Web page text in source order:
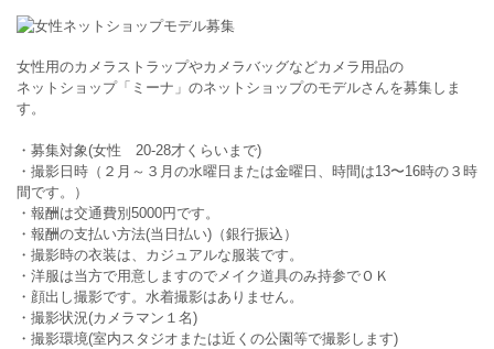
女性用のカメラストラップやカメラバッグなどカメラ用品の
ネットショップ「ミーナ」のネットショップのモデルさんを募集しま
す。
・募集対象(女性 20-28才くらいまで)
・撮影日時（２月～３月の水曜日または金曜日、時間は13〜16時の３時
間です。）
・報酬は交通費別5000円です。
・報酬の支払い方法(当日払い)（銀行振込）
・撮影時の衣装は、カジュアルな服装です。
・洋服は当方で用意しますのでメイク道具のみ持参でＯＫ
・顔出し撮影です。水着撮影はありません。
・撮影状況(カメラマン１名)
・撮影環境(室内スタジオまたは近くの公園等で撮影します)